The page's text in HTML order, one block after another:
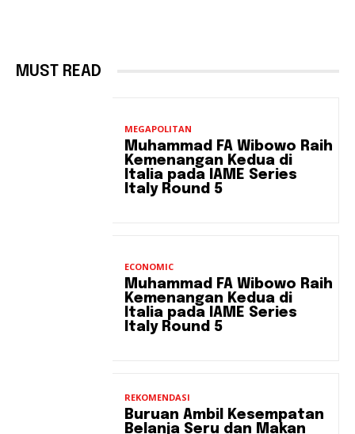
MUST READ
MEGAPOLITAN
Muhammad FA Wibowo Raih
Kemenangan Kedua di
Italia pada IAME Series
Italy Round 5
ECONOMIC
Muhammad FA Wibowo Raih
Kemenangan Kedua di
Italia pada IAME Series
Italy Round 5
REKOMENDASI
Buruan Ambil Kesempatan
Belanja Seru dan Makan